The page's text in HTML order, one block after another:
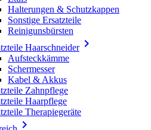
Halterungen & Schutzkappen
Sonstige Ersatzteile
Reinigunsbürsten
Haarschneider
Aufsteckkämme
Schermesser
Kabel & Akkus
Zahnpflege
Haarpflege
Therapiegeräte
